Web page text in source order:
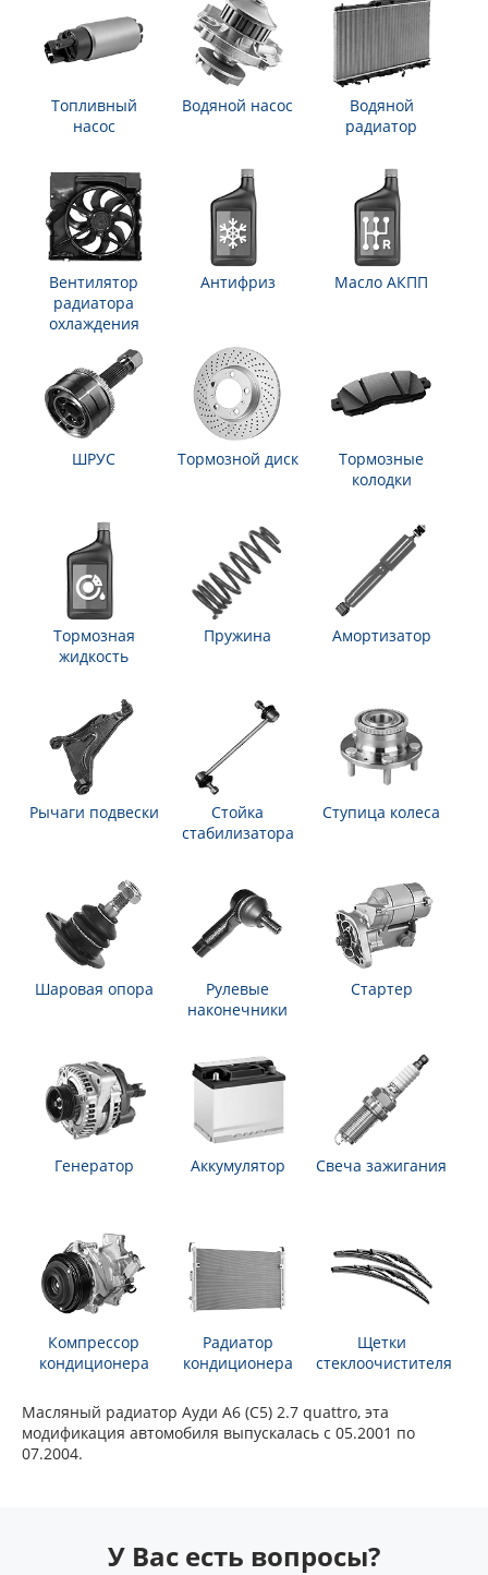
Топливный
насос
Водяной насос
Водяной
радиатор
Вентилятор
радиатора
охлаждения
Антифриз Масло АКПП
ШРУС Тормозной диск
Тормозные
колодки
Тормозная
жидкость
Пружина Амортизатор
Рычаги подвески
Стойка
стабилизатора
Ступица колеса
Шаровая опора
Рулевые
наконечники
Стартер
Генератор Аккумулятор Свеча зажигания
Компрессор
кондиционера
Радиатор
кондиционера
Щетки
стеклоочистителя
Масляный радиатор Ауди А6 (С5) 2.7 quattro, эта
модификация автомобиля выпускалась с 05.2001 по
07.2004.
У Вас есть вопросы?